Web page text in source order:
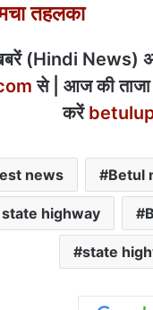
तहलका
(Hindi News)
से | आज की
करें
news Betul
highway
state